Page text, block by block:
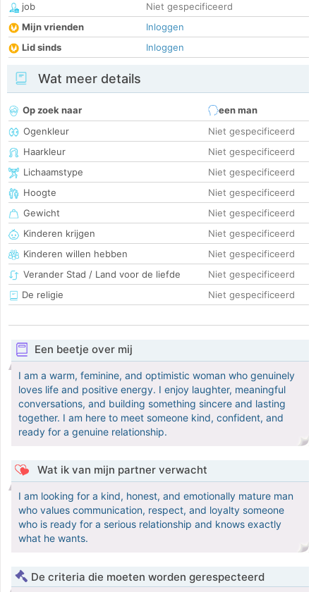
job
Niet gespecificeerd
Mijn vrienden
Inloggen
Lid sinds
Inloggen
Wat meer details
Op zoek naar
een man
Ogenkleur
Niet gespecificeerd
Haarkleur
Niet gespecificeerd
Lichaamstype
Niet gespecificeerd
Hoogte
Niet gespecificeerd
Gewicht
Niet gespecificeerd
Kinderen krijgen
Niet gespecificeerd
Kinderen willen hebben
Niet gespecificeerd
Verander Stad / Land voor de liefde
Niet gespecificeerd
De religie
Niet gespecificeerd
Een beetje over mij
I am a warm, feminine, and optimistic woman who genuinely
loves life and positive energy. I enjoy laughter, meaningful
conversations, and building something sincere and lasting
together. I am here to meet someone kind, confident, and
ready for a genuine relationship.
Wat ik van mijn partner verwacht
I am looking for a kind, honest, and emotionally mature man
who values communication, respect, and loyalty someone
who is ready for a serious relationship and knows exactly
what he wants.
De criteria die moeten worden gerespecteerd